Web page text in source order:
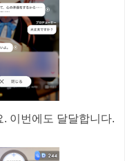
이번에도 달달합니다.